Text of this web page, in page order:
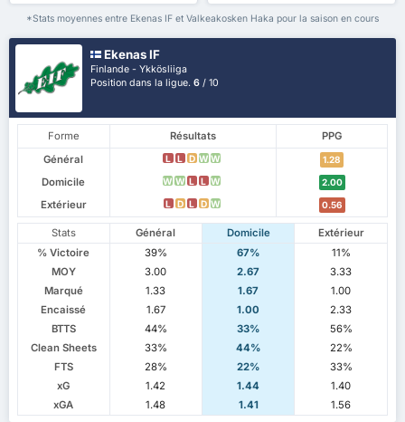
*Stats moyennes entre Ekenas IF et Valkeakosken Haka pour la saison en cours
Ekenas IF
Finlande - Ykkösliiga
Position dans la ligue.6 / 10
Forme Résultats
PPG
Général
L L D W W 1.28
Domicile W W L L W 2.00
Extérieur L D L D W 0.56
Stats Général Domicile
Extérieur
% Victoire
39% 67%
11%
MOY
3.00 2.67
3.33
Marqué
1.33 1.67
1.00
Encaissé
1.67 1.00
2.33
BTTS
44% 33%
56%
Clean Sheets
33% 44%
22%
FTS
28% 22%
33%
xG
1.42 1.44
1.40
xGA
1.48 1.41 1.56